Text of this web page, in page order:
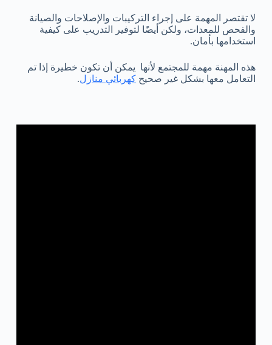
لا تقتصر المهمة على إجراء التركيبات والإصلاحات والصيانة
والفحص للمعدات، ولكن أيضًا لتوفير التدريب على كيفية
استخدامها بأمان.
هذه المهنة مهمة للمجتمع لأنها يمكن أن تكون خطيرة إذا تم
التعامل معها بشكل غير صحيح كهربائي منازل.